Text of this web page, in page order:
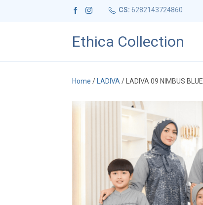
CS: 6282143724860
Ethica Collection
Home / LADIVA/ LADIVA 09 NIMBUS BLUE